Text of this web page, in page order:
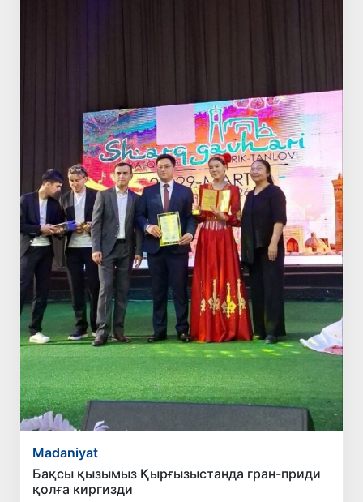
Madaniyat
Бақсы қызымыз Қырғызыстанда гран-приди
қолға киргизди